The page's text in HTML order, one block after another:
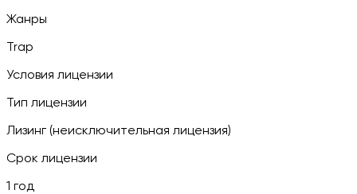
Жанры
Trap
Условия лицензии
Тип лицензии
Лизинг (неисключительная лицензия)
Срок лицензии
1 год